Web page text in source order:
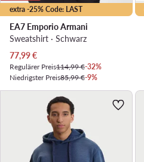
extra -25% Code: LAST
EA7 Emporio Armani
Sweatshirt · Schwarz
Aktueller Preis
77,99€
Regulärer Preis114,99 €-32%
Niedrigster Preis85,99 €-9%